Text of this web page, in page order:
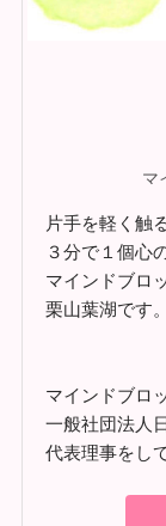
マ
片手を軽く触
３分で１個心
マインドブロ
栗山葉湖です。
マインドブロ
一般社団法人
代表理事をし